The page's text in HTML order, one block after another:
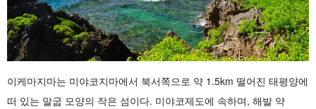
이케마지마는 미야코지마에서 북서쪽으로 약 1.5km 떨어진 태평양에
떠 있는 말굽 모양의 작은 섬이다. 미야코제도에 속하며, 해발 약